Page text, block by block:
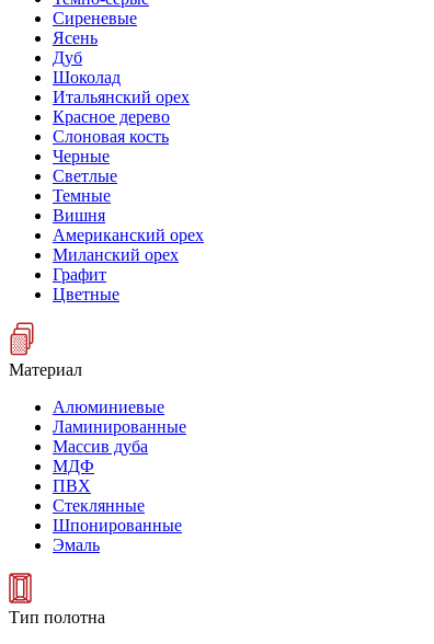
Сиреневые
Ясень
Дуб
Шоколад
Итальянский орех
Красное дерево
Слоновая кость
Черные
Светлые
Темные
Вишня
Американский орех
Миланский орех
Графит
Цветные
Материал
Алюминиевые
Ламинированные
Массив дуба
МДФ
ПВХ
Стеклянные
Шпонированные
Эмаль
Тип полотна